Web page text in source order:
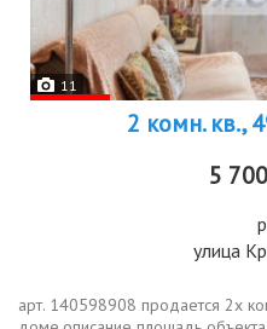
11
2 комн. кв.,
5
улица
арт. 140598908 продается 2х